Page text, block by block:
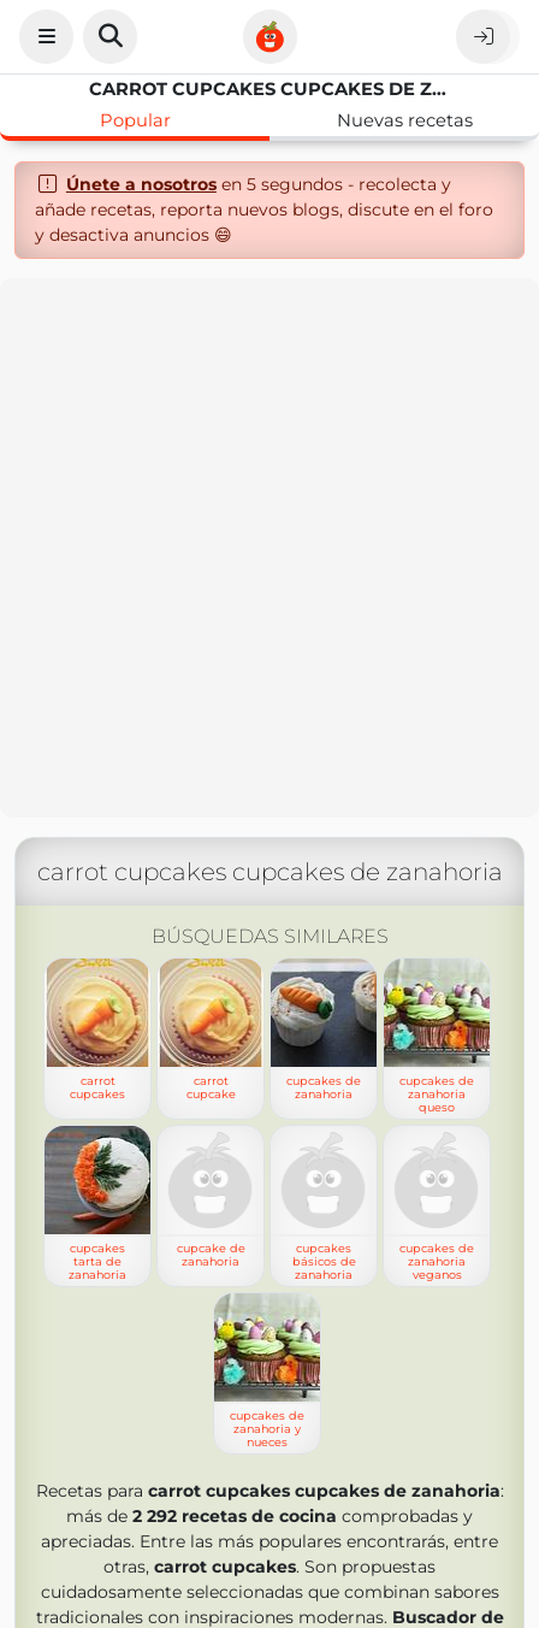
CARROT CUPCAKES CUPCAKES DE ZANAHORIA
Popular
Nuevas recetas
Únete a nosotrosen 5 segundos - recolecta y
añade recetas, reporta nuevos blogs, discute en el foro
y desactiva anuncios 😄
carrot cupcakes cupcakes de zanahoria
BÚSQUEDAS SIMILARES
carrot
cupcakes
carrot
cupcake
cupcakes de
zanahoria
cupcakes de
zanahoria
queso
cupcakes
tarta de
zanahoria
cupcake de
zanahoria
cupcakes
básicos de
zanahoria
cupcakes de
zanahoria
veganos
cupcakes de
zanahoria y
nueces
Recetas para carrot cupcakes cupcakes de zanahoria:
más de 2 292 recetas de cocina comprobadas y
apreciadas. Entre las más populares encontrarás, entre
otras, carrot cupcakes. Son propuestas
cuidadosamente seleccionadas que combinan sabores
tradicionales con inspiraciones modernas. Buscador de